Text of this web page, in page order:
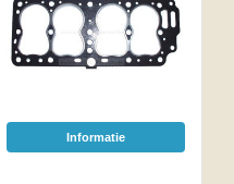
Informatie